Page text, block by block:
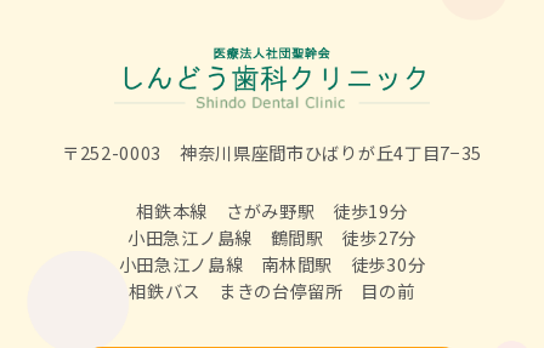
〒252-0003 神奈川県座間市ひばりが丘4丁目7−35
相鉄本線 さがみ野駅 徒歩19分
小田急江ノ島線 鶴間駅 徒歩27分
小田急江ノ島線 南林間駅 徒歩30分
相鉄バス まきの台停留所 目の前